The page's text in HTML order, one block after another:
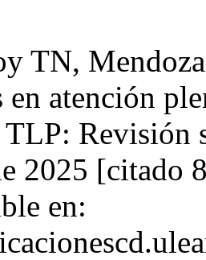
TN,
en atención
Revisión
2025 [citado
en: